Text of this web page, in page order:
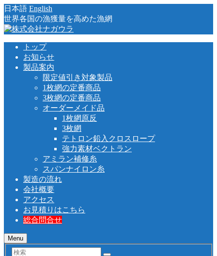
日本語 English
世界各国の漁獲量を高めた漁網
トップ
お知らせ
製品案内
限定値引き対象製品
1枚網の定番商品
3枚網の定番商品
オーダーメイド品
1枚網原反
3枚網
テトロン鉛入クロスロープ
強力素材ベクトラン
アミラン補修糸
スパンナイロン糸
製造の流れ
会社概要
アクセス
お見積りはこちら
総合問合せ
Menu
検